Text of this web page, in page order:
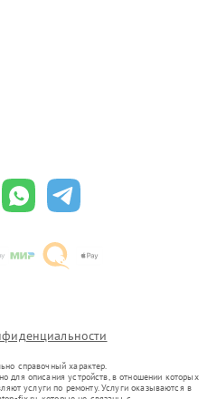
справочный характер.
для описания устройств, в отношении которых
услуги по ремонту. Услуги оказываются в